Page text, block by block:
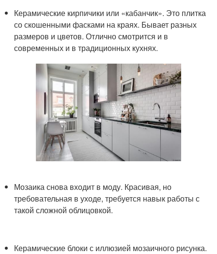
Керамические кирпичики или «кабанчик». Это плитка
со скошенными фасками на краях. Бывает разных
размеров и цветов. Отлично смотрится и в
современных и в традиционных кухнях.
Мозаика снова входит в моду. Красивая, но
требовательная в уходе, требуется навык работы с
такой сложной облицовкой.
Керамические блоки с иллюзией мозаичного рисунка.